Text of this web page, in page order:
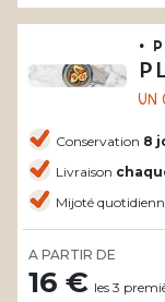
•
UN
Conservation 8
Livraison
Mijoté
A PARTIR DE
16 € les 3